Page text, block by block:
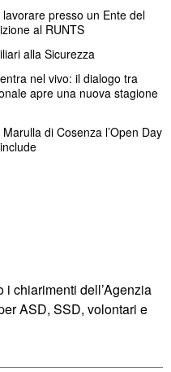
presso un Ente del
al RUNTS
alla Sicurezza
nel vivo: il dialogo tra
apre una nuova stagione
di Cosenza l’Open Day
i chiarimenti dell’Agenzia
ASD, SSD, volontari e